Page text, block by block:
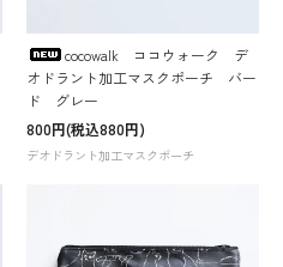
cocowalk ココウォーク デ
オドラント加工マスクポーチ バー
ド グレー
800円(税込880円)
デオドラント加工マスクポーチ